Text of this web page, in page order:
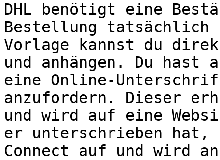
DHL benötigt eine
Bestellung tatsächlich
Vorlage kannst du
und anhängen. Du hast
eine Online-
anzufordern. Dieser
und wird auf eine
er unterschrieben hat,
Connect auf und wird